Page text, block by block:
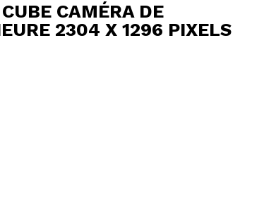
CAMÉRA DE
2304 X 1296 PIXELS